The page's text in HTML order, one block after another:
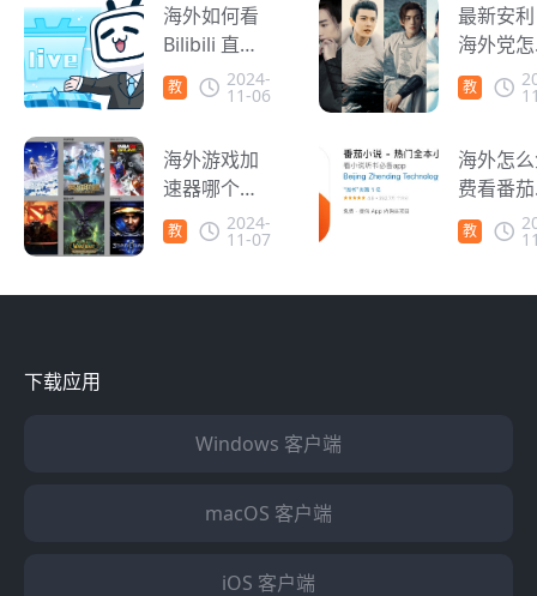
海外如何看
Bilibili 直
播？教你轻
松解决地区
教
2024-
11-06
海外游戏加
速器哪个
好？推荐最
佳回国游戏
教
2024-
11-07
区！
最新安
海外党
追国产
电视剧？
教
海外怎
费看番
说？如
锁区域限
教
下载应用
Windows 客户端
macOS 客户端
iOS 客户端